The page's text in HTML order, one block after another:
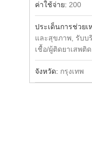
ค่าใช้จ่าย: 200
ประเด็นการช่วยเ
และสุขภาพ, รับบ
เชื้อ/ผู้ติดยาเสพติด
จังหวัด: กรุงเทพ